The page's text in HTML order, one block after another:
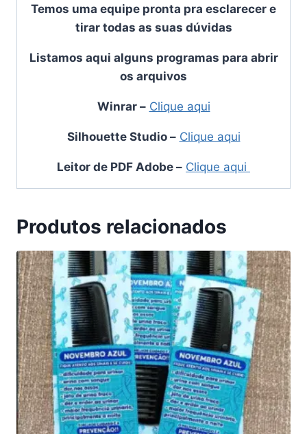
Temos uma equipe pronta pra esclarecer e
tirar todas as suas dúvidas
Listamos aqui alguns programas para abrir
os arquivos
Winrar– Clique aqui
Silhouette Studio– Clique aqui
Leitor de PDF Adobe – Clique aqui
Produtos relacionados